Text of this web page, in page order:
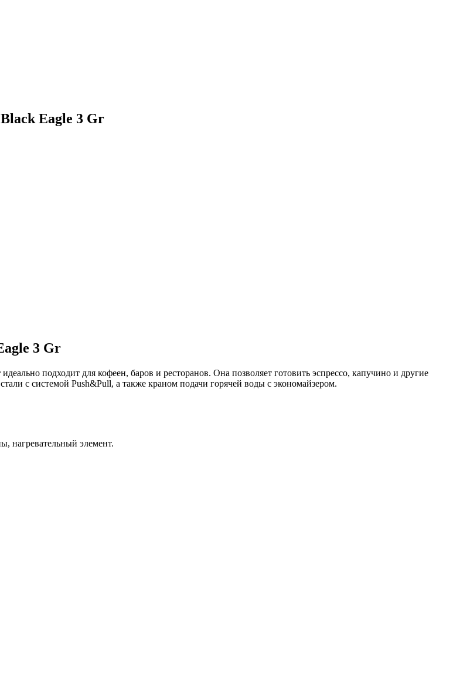
Eagle 3 Gr
3 Gr
идеально подходит для кофеен, баров и ресторанов. Она позволяет готовить эспрессо, капучино и другие
с системой Push&Pull, а также краном подачи горячей воды с экономайзером.
нагревательный элемент.